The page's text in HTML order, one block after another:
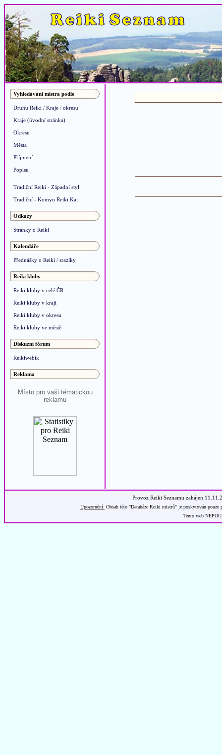
Vyhledávání mistra podle
Druhu Reiki / Kraje / okresu
Kraje (úvodní stránka)
Okresu
Města
Příjmení
Popisu
Tradiční Reiki - Západní styl
Tradiční - Komyo Reiki Kai
Odkazy
Stránky o Reiki
Kalendáře
Přednášky o Reiki / srazíky
Reiki kluby
Reiki kluby v celé ČR
Reiki kluby v kraji
Reiki kluby v okresu
Reiki kluby ve městě
Diskuzní fórum
Reikiwebík
Reklama
Místo pro vaši tématickou
reklamu
Provoz Reiki Seznamu zahájen
Upozornění: Obsah této "Databáze Reiki mistrů" je poskytován
Tento web